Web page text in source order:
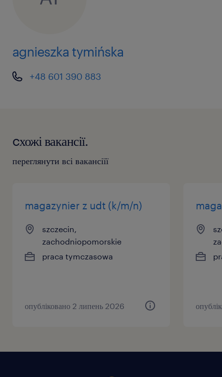
agnieszka tymińska
+48 601 390 883
cхожі вакансії.
переглянути всі вакансіїї
magazynier z udt (k/m/n)
szczecin,
zachodniopomorskie
praca tymczasowa
опубліковано 2 липень 2026